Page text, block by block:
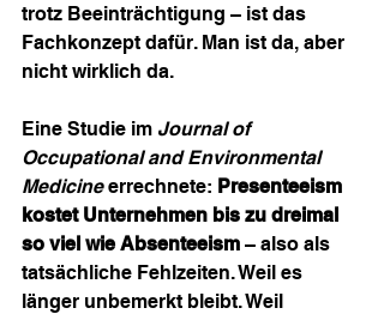
trotz Beeinträchtigung – ist das
Fachkonzept dafür. Man ist da, aber
nicht wirklich da.
Eine Studie im Journal of
Occupational and Environmental
Medicine errechnete: Presenteeism
kostet Unternehmen bis zu dreimal
so viel wie Absenteeism – also als
tatsächliche Fehlzeiten. Weil es
länger unbemerkt bleibt. Weil